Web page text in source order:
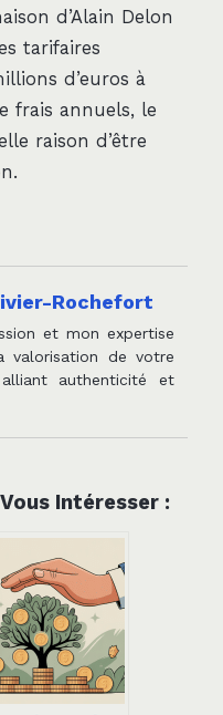
d’Alain Delon
tarifaires
d’euros à
frais annuels, le
raison d’être
Rochefort
et mon expertise
valorisation de votre
authenticité et
Intéresser :